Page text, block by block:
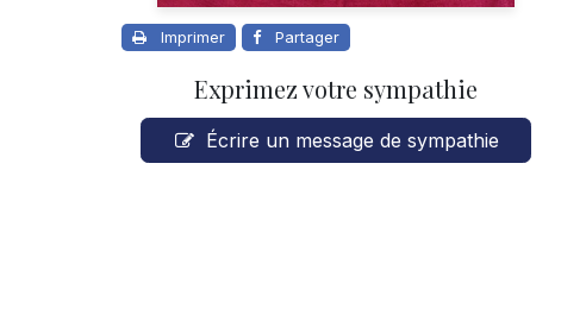
Imprimer Partager
Exprimez votre sympathie
Écrire un message de sympathie